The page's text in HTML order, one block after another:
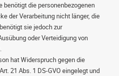
benötigt die personenbezogenen
der Verarbeitung nicht länger, die
sie jedoch zur
oder Verteidigung von
hat Widerspruch gegen die
21 Abs. 1 DS-GVO eingelegt und